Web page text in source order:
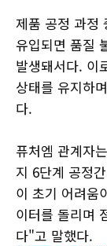
제품 공정 과정
유입되면 품질
발생돼서다. 이
상태를 유지하
다.
퓨처엠 관계자
지 6단계 공정
이 초기 어려움
이터를 돌리며
다"고 말했다.